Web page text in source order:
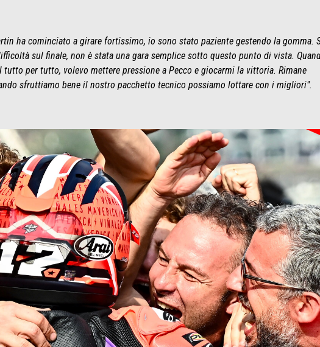
ha cominciato a girare fortissimo, io sono stato paziente gestendo la gomma.
sul finale, non è stata una gara semplice sotto questo punto di vista.
per tutto, volevo mettere pressione a Pecco e giocarmi la vittoria. Rimane
sfruttiamo bene il nostro pacchetto tecnico possiamo lottare con i migliori".